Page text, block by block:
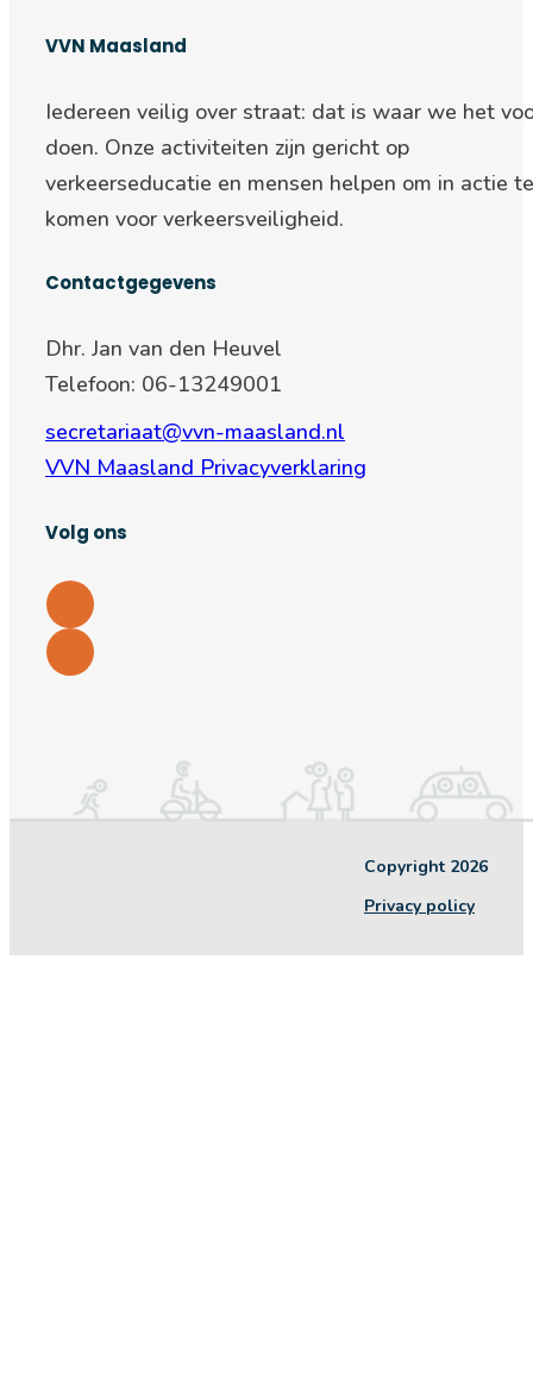
VVN Maasland
Iedereen veilig over straat: dat is waar we het
doen. Onze activiteiten zijn gericht op
verkeerseducatie en mensen helpen om in actie te
komen voor verkeersveiligheid.
Contactgegevens
Dhr. Jan van den Heuvel
Telefoon: 06-13249001
secretariaat@vvn-maasland.nl
VVN Maasland Privacyverklaring
Volg ons
Copyright 2026
Privacy policy